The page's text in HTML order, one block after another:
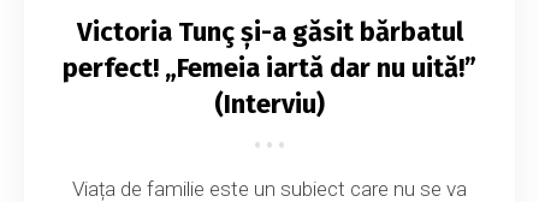
Victoria Tunç și-a găsit bărbatul
perfect! „Femeia iartă dar nu uită!”
(Interviu)
Viața de familie este un subiect care nu se va